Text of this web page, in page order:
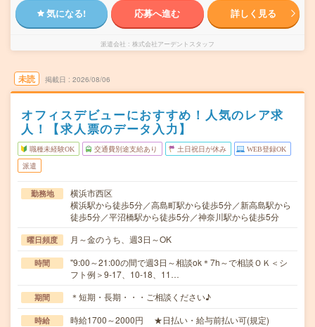
気になる! 応募へ進む 詳しく見る
派遣会社 株式会社アーデントスタッフ
未読 掲載日 2026/08/06
オフィスデビューにおすすめ！人気のレア求
人！【求人票のデータ入力】
職種未経験OK 交通費別途支給あり 土日祝日が休み WEB登録OK
派遣
勤務地
横浜市西区
横浜駅から徒歩5分／高島町駅から徒歩5分／新高島駅から
徒歩5分／平沼橋駅から徒歩5分／神奈川駅から徒歩5分
曜日頻度 月～金のうち、週3日～OK
時間
"9:00～21:00の間で週3日～相談ok＊7h～で相談ＯＫ＜シ
フト例＞9-17、10-18、11…
期間 ＊短期・長期・・・ご相談ください♪
時給 時給1700～2000円 ★日払い・給与前払い可(規定)